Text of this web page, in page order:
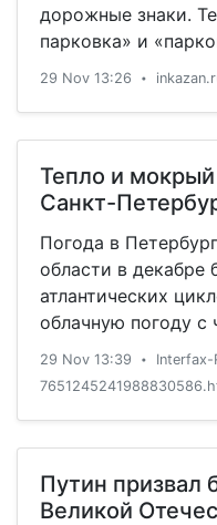
дорожные знаки.
парковка» и
объединены в один.
29 Nov 13:26 •
Тепло и мокрый
Санкт-
Погода в
области в декабре
атлантических
облачную погоду
относительно
сообщили
29 Nov 13:39 • Interfax-
Путин призвал
Великой